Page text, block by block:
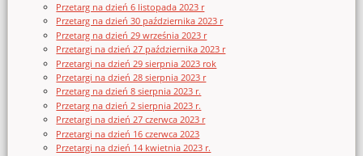
Przetarg na dzień 6 listopada 2023 r
Przetarg na dzień 30 października 2023 r
Przetarg na dzień 29 września 2023 r
Przetargi na dzień 27 października 2023 r
Przetargi na dzień 29 sierpnia 2023 rok
Przetargi na dzień 28 sierpnia 2023 r
Przetarg na dzień 8 sierpnia 2023 r.
Przetarg na dzień 2 sierpnia 2023 r.
Przetargi na dzień 27 czerwca 2023 r
Przetargi na dzień 16 czerwca 2023
Przetargi na dzień 14 kwietnia 2023 r.